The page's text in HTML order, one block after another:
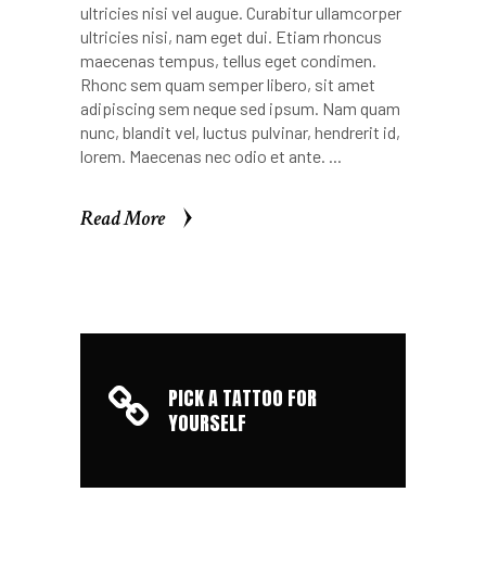
ultricies nisi vel augue. Curabitur ullamcorper
ultricies nisi, nam eget dui. Etiam rhoncus
maecenas tempus, tellus eget condimen.
Rhonc sem quam semper libero, sit amet
adipiscing sem neque sed ipsum. Nam quam
nunc, blandit vel, luctus pulvinar, hendrerit id,
lorem. Maecenas nec odio et ante.
Read More
PICK A TATTOO FOR
YOURSELF